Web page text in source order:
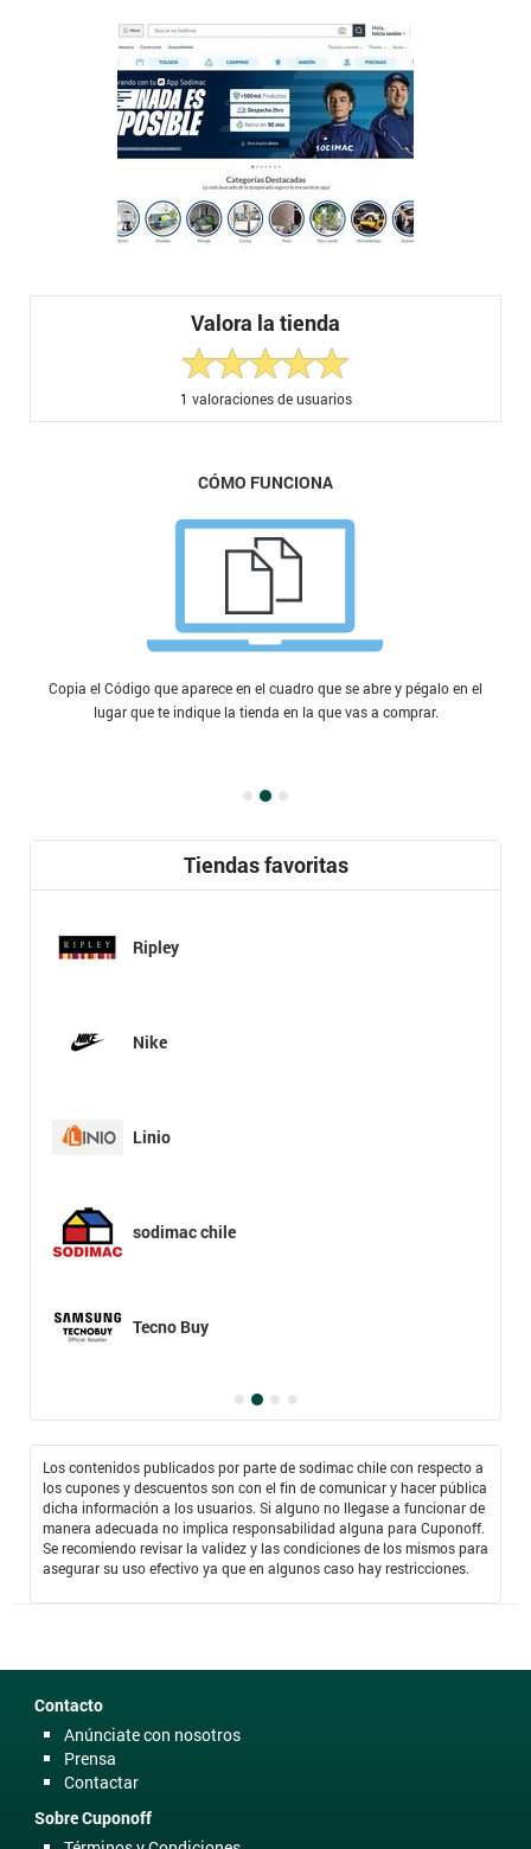
Valora la tienda
1 valoraciones de usuarios
CÓMO FUNCIONA
Copia el Código que aparece en el cuadro que se abre y pégalo en el
lugar que te indique la tienda en la que vas a comprar.
Tiendas favoritas
Ripley
Nike
Linio
sodimac chile
Tecno Buy
Los contenidos publicados por parte de sodimac chile con respecto a
los cupones y descuentos son con el fin de comunicar y hacer pública
dicha información a los usuarios. Si alguno no llegase a funcionar de
manera adecuada no implica responsabilidad alguna para Cuponoff.
Se recomiendo revisar la validez y las condiciones de los mismos para
asegurar su uso efectivo ya que en algunos caso hay restricciones.
Contacto
Anúnciate con nosotros
Prensa
Contactar
Sobre Cuponoff